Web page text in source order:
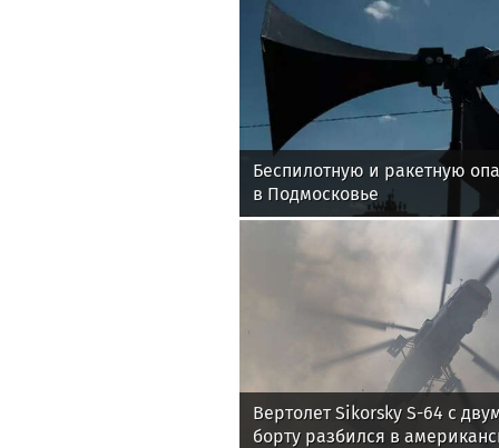
Беспилотную и ракетную
в Подмосковье
Вертолет Sikorsky S-64 с
борту разбился в